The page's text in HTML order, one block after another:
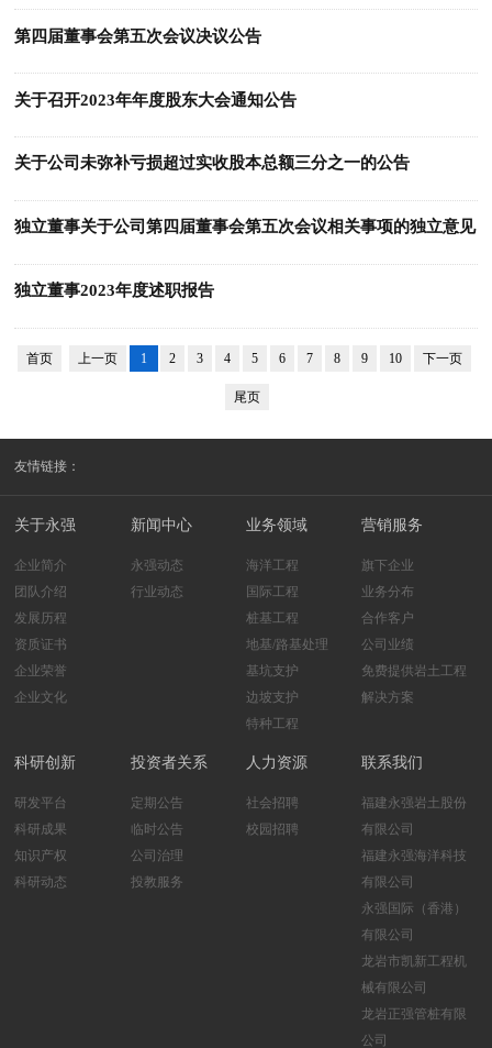
第四届董事会第五次会议决议公告
关于召开2023年年度股东大会通知公告
关于公司未弥补亏损超过实收股本总额三分之一的公告
独立董事关于公司第四届董事会第五次会议相关事项的独立意见
独立董事2023年度述职报告
首页 上一页 1 2 3 4 5 6 7 8 9 10 下一页
尾页
友情链接：
关于永强
企业简介
团队介绍
发展历程
资质证书
企业荣誉
企业文化
新闻中心
永强动态
行业动态
业务领域
海洋工程
国际工程
桩基工程
地基/路基处理
基坑支护
边坡支护
特种工程
营销服务
旗下企业
业务分布
合作客户
公司业绩
免费提供岩土工程
解决方案
科研创新
研发平台
科研成果
知识产权
科研动态
投资者关系
定期公告
临时公告
公司治理
投教服务
人力资源
社会招聘
校园招聘
联系我们
福建永强岩土股份
有限公司
福建永强海洋科技
有限公司
永强国际（香港）
有限公司
龙岩市凯新工程机
械有限公司
龙岩正强管桩有限
公司